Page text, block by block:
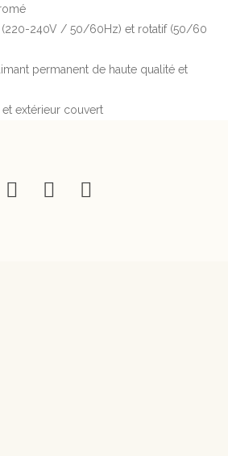
(220-240V / 50/60Hz) et rotatif (50/60
permanent de haute qualité et
extérieur couvert